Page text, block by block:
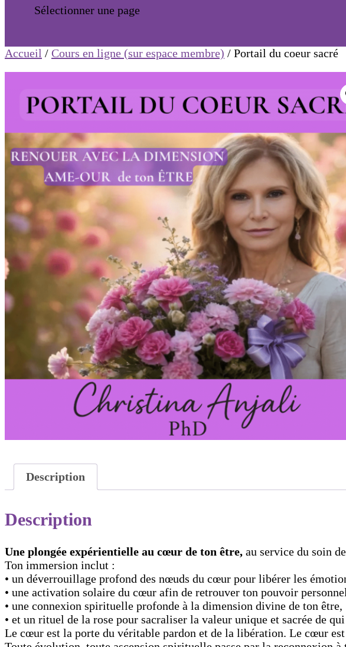
Sélectionner une page
Accueil / Cours en ligne (sur espace membre) / Portail du coeur sacré
Description
Description
Une plongée expérientielle au cœur de ton être, au service du soin
Ton immersion inclut :
• un déverrouillage profond des nœuds du cœur pour libérer les
• une activation solaire du cœur afin de retrouver ton pouvoir
• une connexion spirituelle profonde à la dimension divine de ton être,
• et un rituel de la rose pour sacraliser la valeur unique et sacrée de
Le cœur est la porte du véritable pardon et de la libération. Le cœur